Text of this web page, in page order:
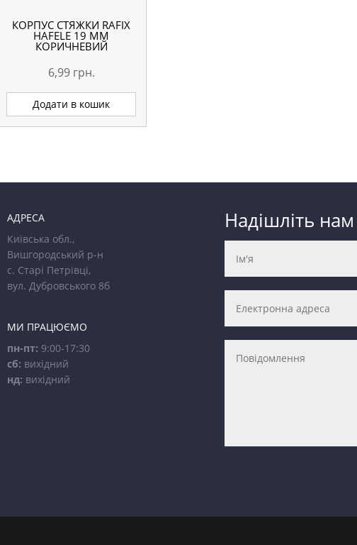
КОРПУС СТЯЖКИ RAFIX
HAFELE 19 ММ
КОРИЧНЕВИЙ
6,99 грн.
Додати в кошик
АДРЕСА
Київська обл.,
Вишгородський р-н
с. Старі Петрівці,
вул. Дубровського 8б
МИ ПРАЦЮЄМО
пн-пт: 9:00-17:30
сб: вихідний
нд: вихідний
Надішліть